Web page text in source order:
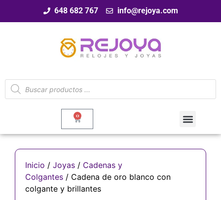
648 682 767 info@rejoya.com
0
Inicio / Joyas / Cadenas y
Colgantes / Cadena de oro blanco con
colgante y brillantes